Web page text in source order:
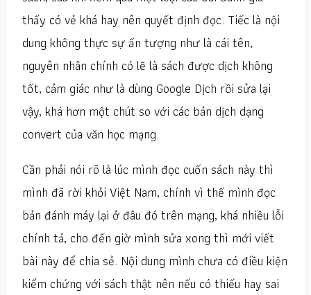
thấy có vẻ khá hay nên quyết định đọc. Tiếc là nội
dung không thực sự ấn tượng như là cái tên,
nguyên nhân chính có lẽ là sách được dịch không
tốt, cảm giác như là dùng Google Dịch rồi sửa lại
vậy, khá hơn một chút so với các bản dịch dạng
convert của văn học mạng.
Cần phải nói rõ là lúc mình đọc cuốn sách này thì
mình đã rời khỏi Việt Nam, chính vì thế mình đọc
bản đánh máy lại ở đâu đó trên mạng, khá nhiều lỗi
chính tả, cho đến giờ mình sửa xong thì mới viết
bài này để chia sẻ. Nội dung mình chưa có điều kiện
kiểm chứng với sách thật nên nếu có thiếu hay sai